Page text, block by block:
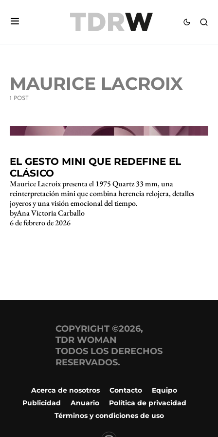
MAURICE LACROIX
1 POST
2 minute read
EL GESTO MINI QUE REDEFINE EL
CLÁSICO
Maurice Lacroix presenta el 1975 Quartz 33 mm, una
reinterpretación mini que combina herencia relojera, detalles
joyeros y una visión emocional del tiempo.
byAna Victoria Carballo
6 de febrero de 2026
COPYRIGHT ©2026,
TDR WOMAN
TODOS LOS DERECHOS
RESERVADOS.
Acerca de nosotros Contacto
Equipo
Publicidad
Anuario
Política de privacidad
Términos y condiciones de uso